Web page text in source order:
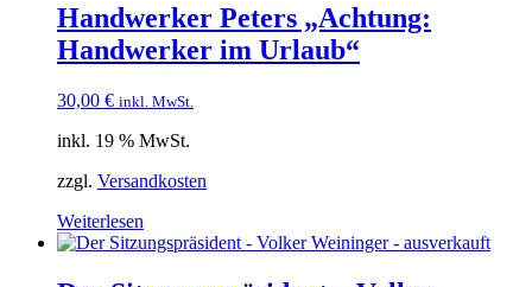
Handwerker Peters „Achtung:
Handwerker im Urlaub“
30,00 € inkl. MwSt.
inkl. 19 % MwSt.
zzgl. Versandkosten
Weiterlesen